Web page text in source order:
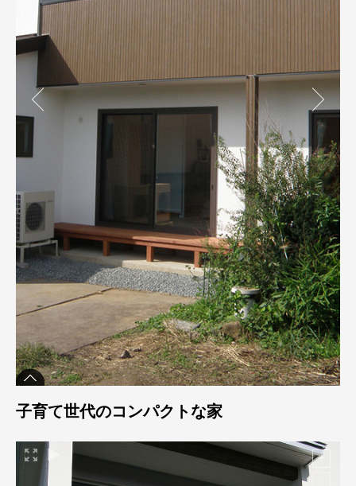
子育て世代のコンパクトな家